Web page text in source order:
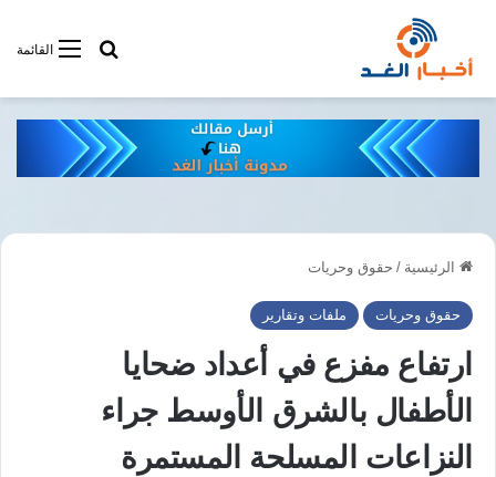
القائمةأبحت فى
الرئيسية / حقوق وحريات
حقوق وحريات ملفات وتقارير
ارتفاع مفزع في أعداد ضحايا
الأطفال بالشرق الأوسط جراء
النزاعات المسلحة المستمرة